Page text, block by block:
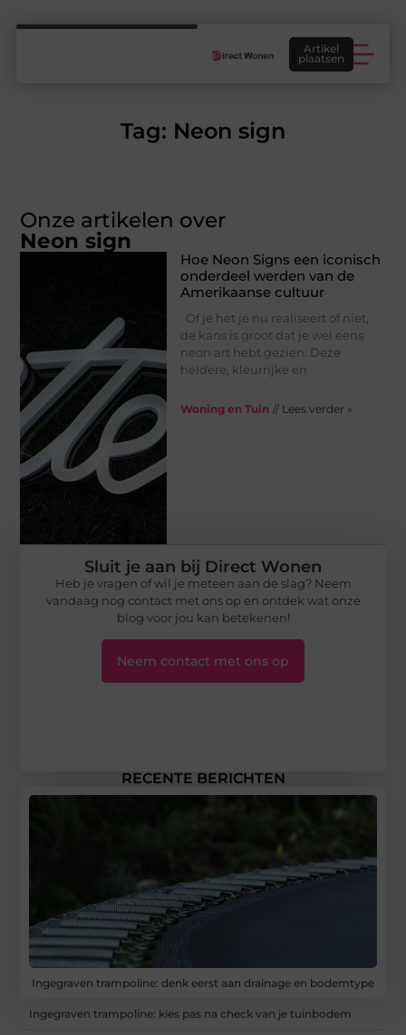
Artikel
plaatsen
Tag: Neon sign
Onze artikelen over
Neon sign
Hoe Neon Signs een iconisch
onderdeel werden van de
Amerikaanse cultuur
Of je het je nu realiseert of niet,
de kans is groot dat je wel eens
neon art hebt gezien. Deze
heldere, kleurrijke en
Woning en Tuin // Lees verder »
RECENTE BERICHTEN
Ingegraven trampoline: denk eerst aan drainage en bodemtype
Ingegraven trampoline: kies pas na check van je tuinbodem
Sluit je aan bij Direct Wonen
Heb je vragen of wil je meteen aan de slag? Neem
vandaag nog contact met ons op en ontdek wat onze
blog voor jou kan betekenen!
Neem contact met ons op